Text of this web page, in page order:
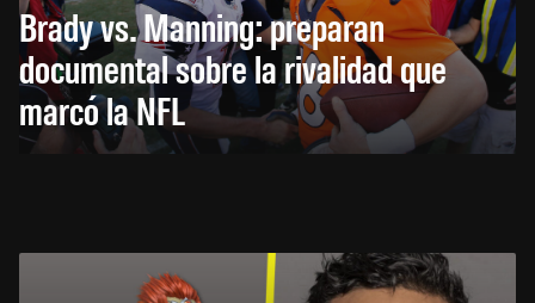
Brady vs. Manning: preparan
documental sobre la rivalidad que
marcó la NFL